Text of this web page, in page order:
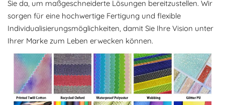
Sie da, um maßgeschneiderte Lösungen bereitzustellen. Wir
sorgen für eine hochwertige Fertigung und flexible
Individualisierungsmöglichkeiten, damit Sie Ihre Vision unter
Ihrer Marke zum Leben erwecken können.